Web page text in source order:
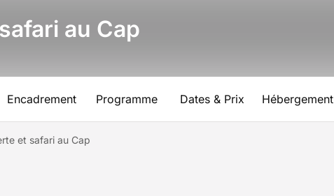
au Cap
Encadrement Programme Dates & Prix Hébergement
et safari au Cap